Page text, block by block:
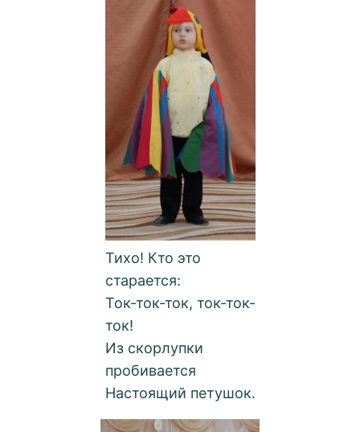
Тихо! Кто это
старается:
Ток-ток-ток, ток-ток-
ток!
Из скорлупки
пробивается
Настоящий петушок.